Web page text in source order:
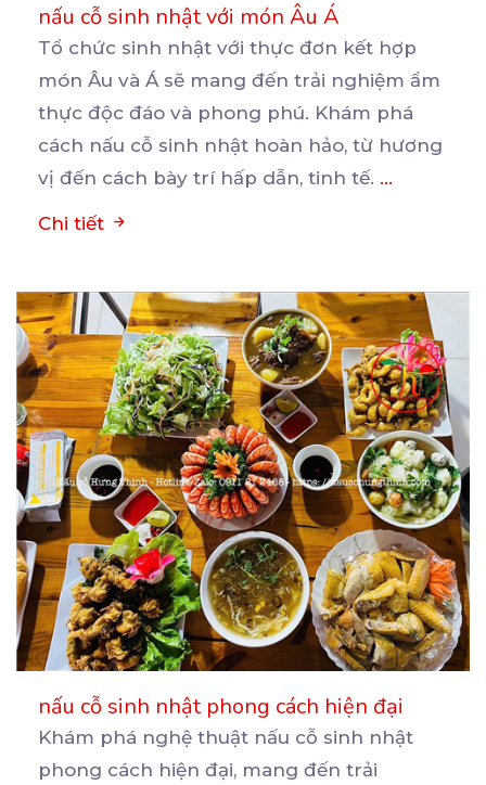
nấu cỗ sinh nhật với món Âu Á
Tổ chức sinh nhật với thực đơn kết hợp
món Âu và Á sẽ mang đến trải nghiệm ẩm
thực độc đáo và phong phú. Khám phá
cách nấu cỗ sinh nhật hoàn hảo, từ hương
vị đến cách bày trí hấp dẫn, tinh tế. ...
Chi tiết
nấu cỗ sinh nhật phong cách hiện đại
Khám phá nghệ thuật nấu cỗ sinh nhật
phong cách hiện đại, mang đến trải